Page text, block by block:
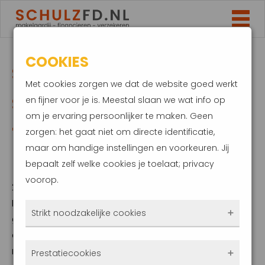
STORM GROOTSTE
SCHADEVEROORZAKER:
TELLER NU OP 500
MILJOEN EURO
21 februari 2022
Dudley, Eunice en Franklin. Op het eerste
gezicht vrij onschuldige namen. De stormen
die de deze namen dragen zijn dat helaas
niet. Ze hebben in de afgelopen dagen een
COOKIES
Met cookies zorgen we dat de website goed werkt
en fijner voor je is. Meestal slaan we wat info op
om je ervaring persoonlijker te maken. Geen
zorgen: het gaat niet om directe identificatie,
maar om handige instellingen en voorkeuren. Jij
bepaalt zelf welke cookies je toelaat; privacy
voorop.
Strikt noodzakelijke cookies
Prestatiecookies